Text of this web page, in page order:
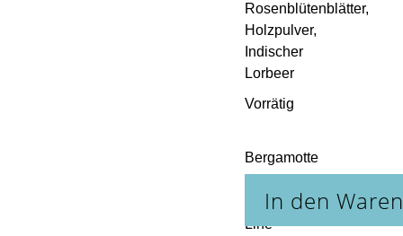
Rosenblütenblätter,
Holzpulver,
Indischer
Lorbeer
Vorrätig
Bergamotte
- Natural
Line
In den